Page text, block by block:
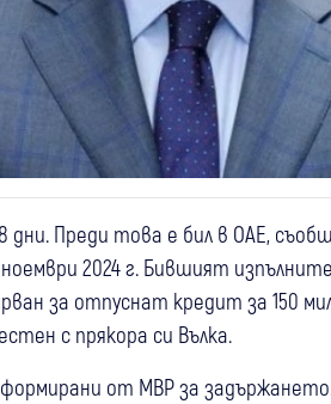
Преди това е бил в ОАЕ,
2024 г. Бившият
за отпуснат кредит за 150
с прякора си Вълка.
от МВР за